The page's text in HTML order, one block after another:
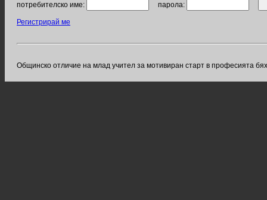
потребителско име: парола:
Регистрирай ме
Общинско отличие на млад учител за мотивиран старт в професията